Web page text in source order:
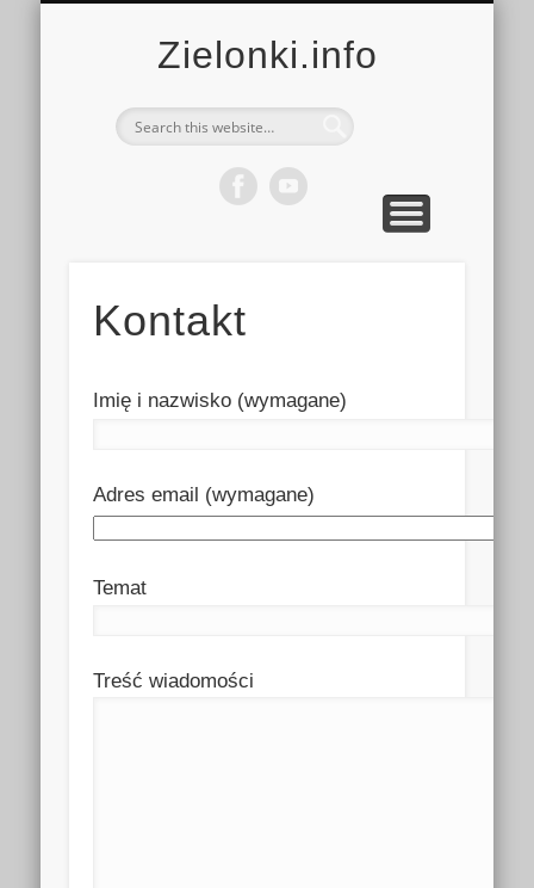
Zielonki.info
Kontakt
Imię i nazwisko (wymagane)
Adres email (wymagane)
Temat
Treść wiadomości